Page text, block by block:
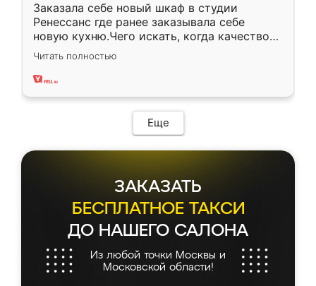
Заказала себе новый шкаф в студии
Ренессанс где ранее заказывала себе
новую кухню.Чего искать, когда качеством
вполне довольна. Служит кухня уже почти
два года, нареканий нет.
Читать полностью
Еще
ЗАКАЗАТЬ
БЕСПЛАТНОЕ ТАКСИ
ДО НАШЕГО САЛОНА
Из любой точки Москвы и
Московской области!